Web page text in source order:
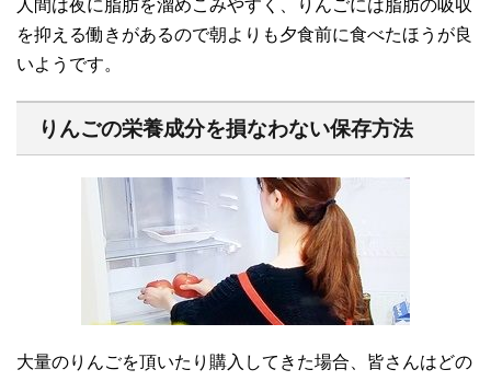
人間は夜に脂肪を溜めこみやすく、りんごには脂肪の吸収
を抑える働きがあるので朝よりも夕食前に食べたほうが良
いようです。
りんごの栄養成分を損なわない保存方法
大量のりんごを頂いたり購入してきた場合、皆さんはどの